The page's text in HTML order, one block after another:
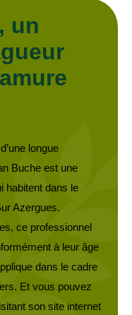
un
longue
Buche est une
habitent dans le
Azergues.
ce professionnel
à leur âge
dans le cadre
Et vous pouvez
son site internet